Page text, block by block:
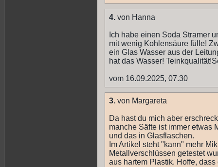
4. von Hanna
Ich habe einen Soda Stramer
mit wenig Kohlensäure fülle!
ein Glas Wasser aus der
hat das Wasser!
vom 16.09.2025, 07.30
3. von Margareta
Da hast du mich aber
manche Säfte ist immer etwas
und das in Glasflaschen.
Im Artikel steht "kann" mehr
Metallverschlüssen getestet
aus hartem Plastik. Hoffe,